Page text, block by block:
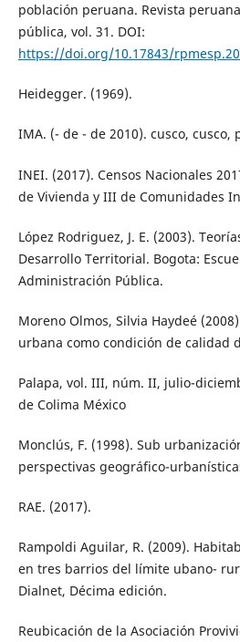
población peruana. Revista
pública, vol. 31. DOI:
https://doi.org/10.17843/
Heidegger. (1969).
IMA. (- de - de 2010). cusco, cusco,
INEI. (2017). Censos Nacionales
de Vivienda y III de Comunidades
López Rodriguez, J. E. (2003).
Desarrollo Territorial. Bogota:
Administración Pública.
Moreno Olmos, Silvia Haydeé
urbana como condición de calidad
Palapa, vol. III, núm. II, julio-
de Colima México
Monclús, F. (1998). Sub
perspectivas geográfico-
RAE. (2017).
Rampoldi Aguilar, R. (2009).
en tres barrios del límite ubano-
Dialnet, Décima edición.
Reubicación de la Asociación